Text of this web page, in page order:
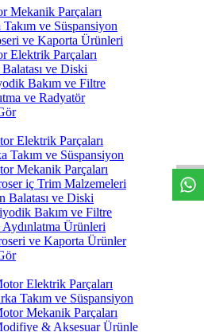
Mekanik Parçaları
ve Süspansiyon
ve Kaporta Ürünleri
Elektrik Parçaları
ve Diski
Bakım ve Filtre
ve Radyatör
Elektrik Parçaları
Takım ve Süspansiyon
Mekanik Parçaları
iç Trim Malzemeleri
Balatası ve Diski
Bakım ve Filtre
Aydınlatma Ürünleri
ve Kaporta Ürünler
Elektrik Parçaları
Takım ve Süspansiyon
Mekanik Parçaları
& Aksesuar Ürünle